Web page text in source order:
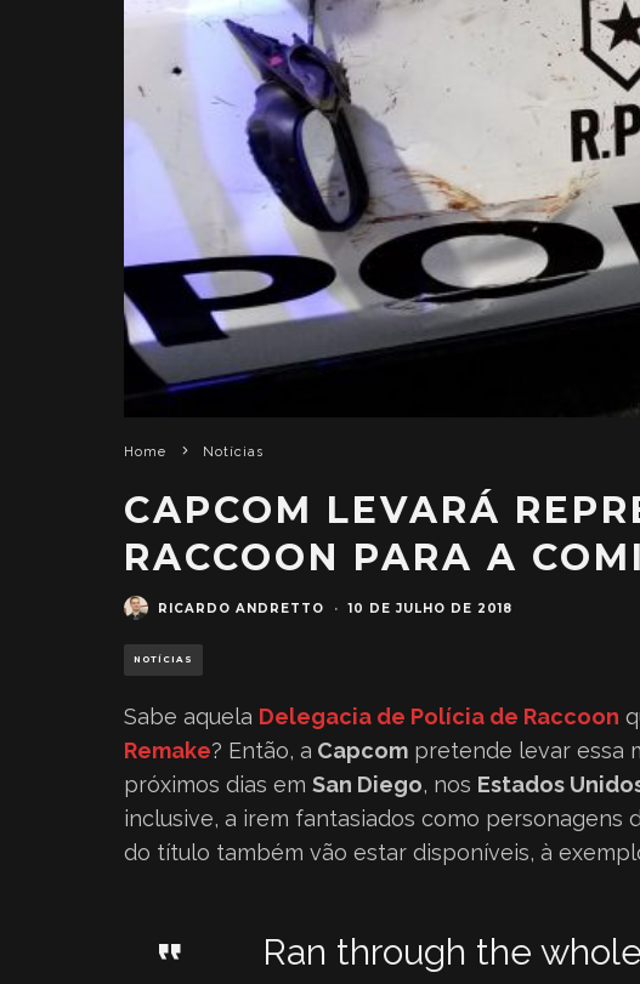
Home Notícias
CAPCOM LEVARÁ
RACCOON PARA A
RICARDO ANDRETTO · 10 DE JULHO DE 2018
NOTÍCIAS
Sabe aquela Delegacia de Polícia de Raccoon
Remake? Então, a Capcom pretende levar essa
próximos dias em San Diego, nos Estados
inclusive, a irem fantasiados como personagens
do título também vão estar disponíveis, à
Ran through the